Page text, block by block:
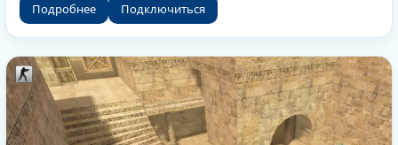
Подробнее Подключиться